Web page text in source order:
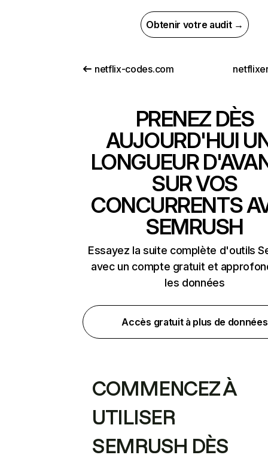
Obtenir votre audit →
netflix-codes.com
PRENEZ DÈS
AUJOURD'HUI
LONGUEUR
SUR VOS
CONCURRENTS
SEMRUSH
Essayez la suite complète d'outils
avec un compte gratuit et
les données
Accès gratuit à plus de données
COMMENCEZ À
UTILISER
SEMRUSH DÈS